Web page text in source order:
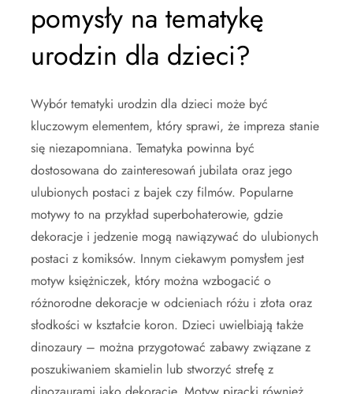
pomysły na tematykę
urodzin dla dzieci?
Wybór tematyki urodzin dla dzieci może być
kluczowym elementem, który sprawi, że impreza stanie
się niezapomniana. Tematyka powinna być
dostosowana do zainteresowań jubilata oraz jego
ulubionych postaci z bajek czy filmów. Popularne
motywy to na przykład superbohaterowie, gdzie
dekoracje i jedzenie mogą nawiązywać do ulubionych
postaci z komiksów. Innym ciekawym pomysłem jest
motyw księżniczek, który można wzbogacić o
różnorodne dekoracje w odcieniach różu i złota oraz
słodkości w kształcie koron. Dzieci uwielbiają także
dinozaury – można przygotować zabawy związane z
poszukiwaniem skamielin lub stworzyć strefę z